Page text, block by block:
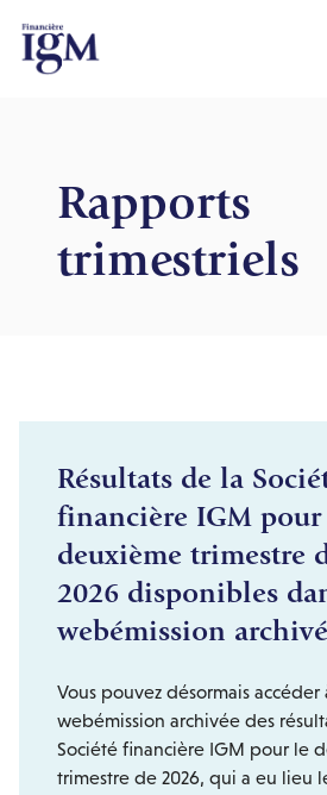
Rapports
trimestriels
Résultats de la
financière IGM pour
deuxième trimestre
2026 disponibles
webémission
Vous pouvez désormais accéder
webémission archivée des
Société financière IGM pour le
trimestre de 2026, qui a eu lieu